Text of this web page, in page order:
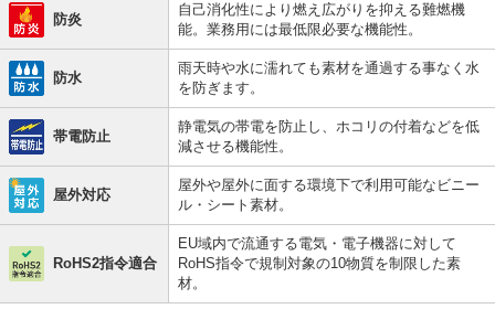
防炎
自己消化性により燃え広がりを抑える難燃機
能。業務用には最低限必要な機能性。
防水
雨天時や水に濡れても素材を通過する事なく水
を防ぎます。
帯電防止
静電気の帯電を防止し、ホコリの付着などを低
減させる機能性。
屋外対応
屋外や屋外に面する環境下で利用可能なビニー
ル・シート素材。
RoHS2指令適合
EU域内で流通する電気・電子機器に対して
RoHS指令で規制対象の10物質を制限した素
材。